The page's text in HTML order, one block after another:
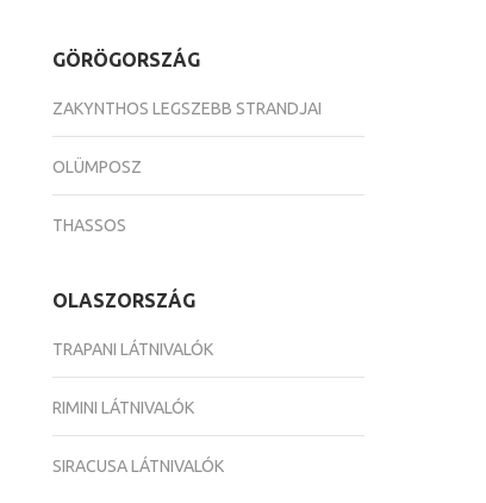
GÖRÖGORSZÁG
ZAKYNTHOS LEGSZEBB STRANDJAI
OLÜMPOSZ
THASSOS
OLASZORSZÁG
TRAPANI LÁTNIVALÓK
RIMINI LÁTNIVALÓK
SIRACUSA LÁTNIVALÓK